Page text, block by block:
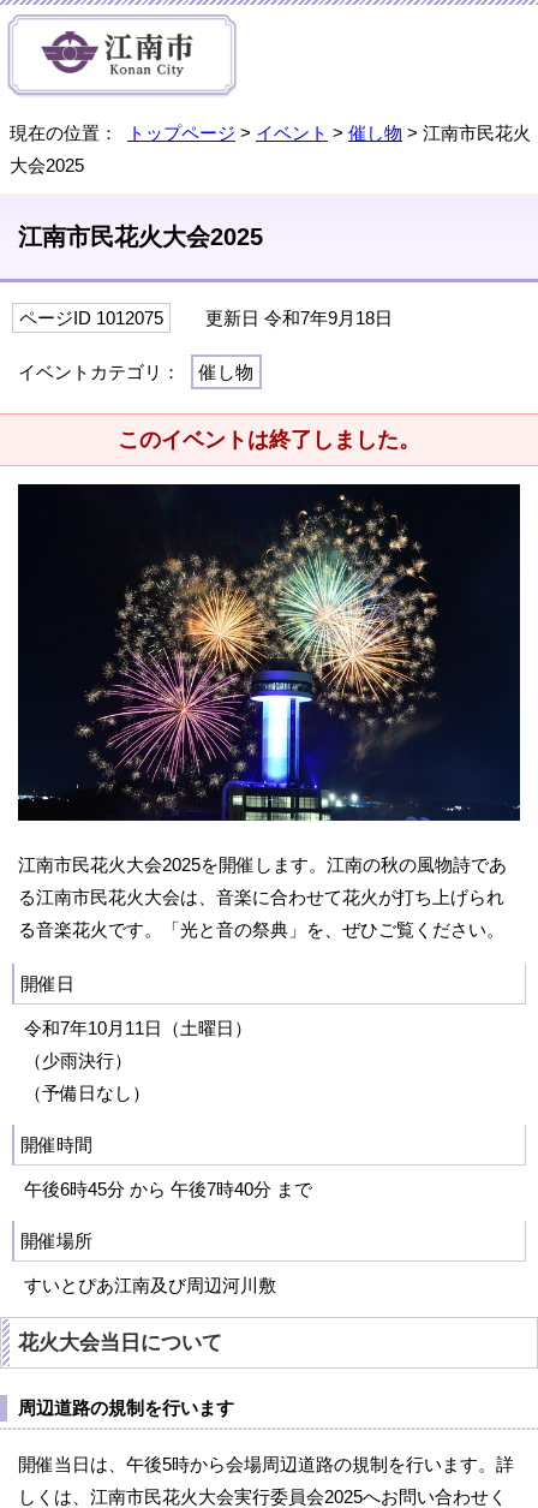
現在の位置： トップページ > イベント > 催し物 > 江南市民花火
大会2025
江南市民花火大会2025
ページID 1012075 更新日 令和7年9月18日
イベントカテゴリ： 催し物
このイベントは終了しました。
江南市民花火大会2025を開催します。江南の秋の風物詩であ
る江南市民花火大会は、音楽に合わせて花火が打ち上げられ
る音楽花火です。「光と音の祭典」を、ぜひご覧ください。
開催日
令和7年10月11日（土曜日）
（少雨決行）
（予備日なし）
開催時間
午後6時45分 から 午後7時40分 まで
開催場所
すいとぴあ江南及び周辺河川敷
花火大会当日について
周辺道路の規制を行います
開催当日は、午後5時から会場周辺道路の規制を行います。詳
しくは、江南市民花火大会実行委員会2025へお問い合わせく